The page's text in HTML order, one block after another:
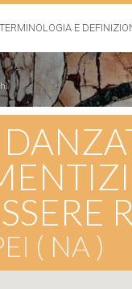
TERMINOLOGIA E
( NA )